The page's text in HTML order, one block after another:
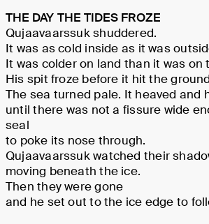
THE DAY THE TIDES FROZE
Qujaavaarssuk shuddered.
It was as cold inside as it was
It was colder on land than it was on
His spit froze before it hit the
The sea turned pale. It heaved and
until there was not a fissure wide
seal
to poke its nose through.
Qujaavaarssuk watched their
moving beneath the ice.
Then they were gone
and he set out to the ice edge to